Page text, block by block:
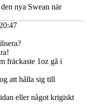
nya Swean när
fräckaste 1oz gå i
att hålla sig till
eller något krigiskt